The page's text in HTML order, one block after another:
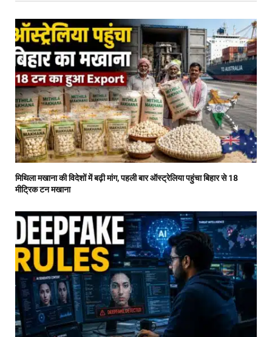
मिथिला मखाना की विदेशों में बढ़ी मांग, पहली बार ऑस्ट्रेलिया पहुंचा बिहार से 18
मीट्रिक टन मखाना